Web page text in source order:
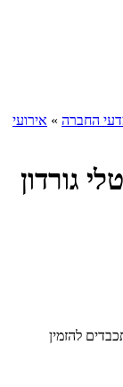
החברה » אירועי
גורדון
להזמין